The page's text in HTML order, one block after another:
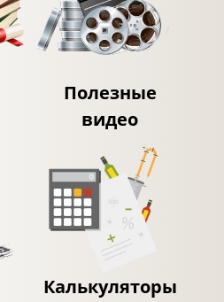
Полезные
видео
Калькуляторы